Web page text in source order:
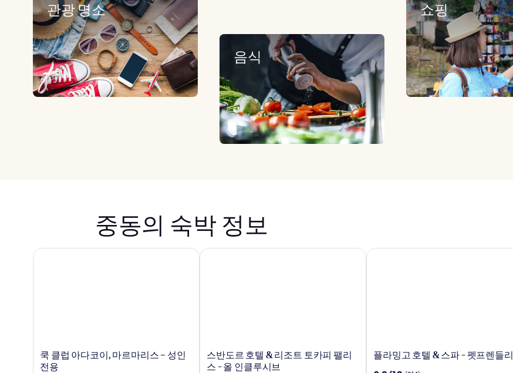
관광 명소
음식
쇼핑
중동의 숙박 정보
쿡
클
쿡 클럽 아다코이, 마르마리스 – 성인
전용
쿡 클럽 아다코이, 마르마리스 – 성인 전용
스
반
스반도르 호텔 & 리조트 토카피 팰리
스 - 올 인클루시브
스반도르 호텔 & 리조트 토카피 팰리스 - 올 인클루시브
플
플라밍고 호텔 & 스파 - 펫프렌들리
플라밍고 호텔 & 스파 - 펫프렌들리